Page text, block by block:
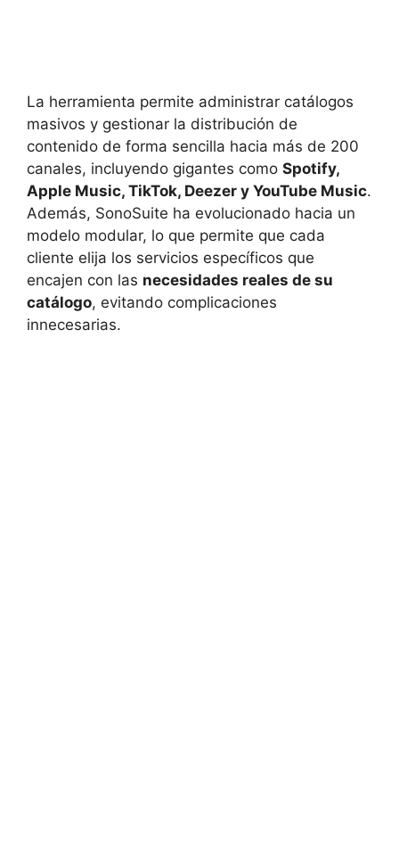
La herramienta permite administrar catálogos
masivos y gestionar la distribución de
contenido de forma sencilla hacia más de 200
canales, incluyendo gigantes como Spotify,
Apple Music, TikTok, Deezer y YouTube Music.
Además, SonoSuite ha evolucionado hacia un
modelo modular, lo que permite que cada
cliente elija los servicios específicos que
encajen con las necesidades reales de su
catálogo, evitando complicaciones
innecesarias.